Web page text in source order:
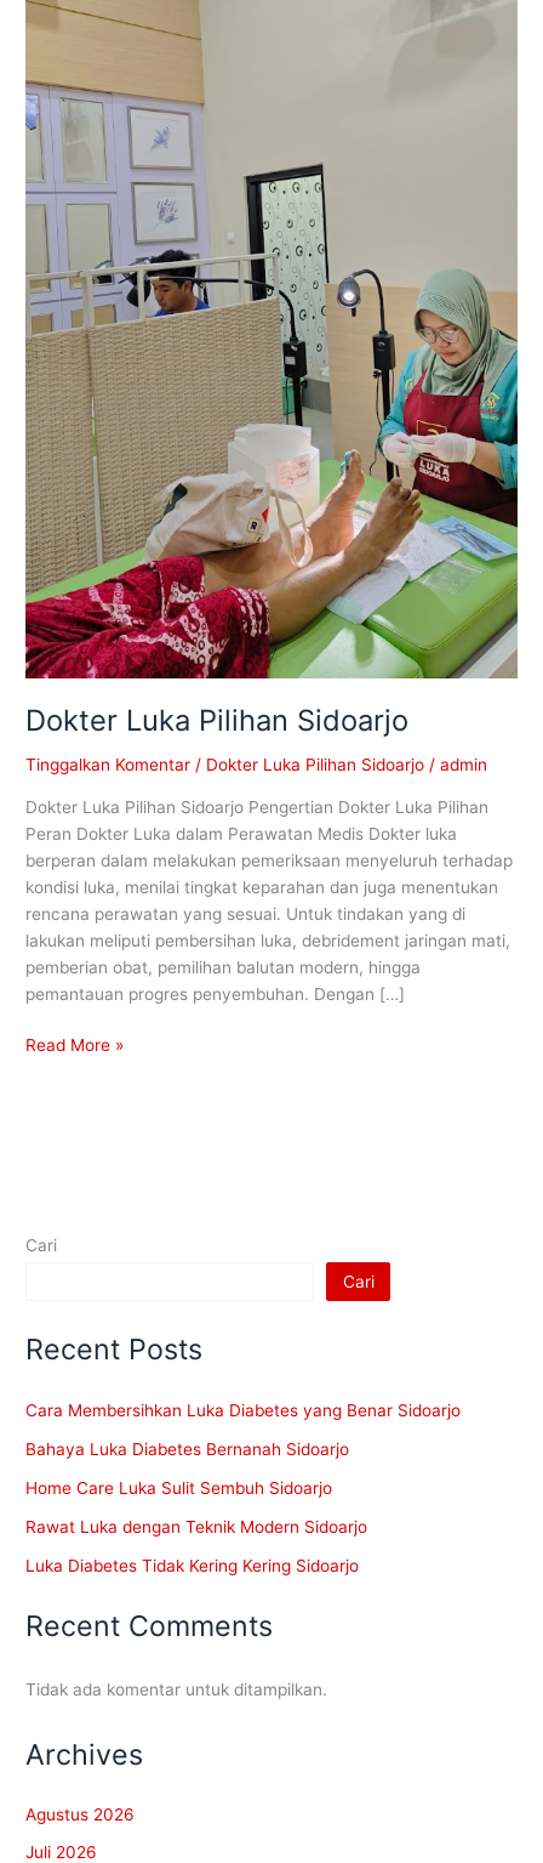
Dokter Luka Pilihan Sidoarjo
Tinggalkan Komentar / Dokter Luka Pilihan Sidoarjo /admin
Dokter Luka Pilihan Sidoarjo Pengertian Dokter Luka Pilihan
Peran Dokter Luka dalam Perawatan Medis Dokter luka
berperan dalam melakukan pemeriksaan menyeluruh terhadap
kondisi luka, menilai tingkat keparahan dan juga menentukan
rencana perawatan yang sesuai. Untuk tindakan yang di
lakukan meliputi pembersihan luka, debridement jaringan mati,
pemberian obat, pemilihan balutan modern, hingga
pemantauan progres penyembuhan. Dengan […]
Read More »
Cari
Cari
Recent Posts
Cara Membersihkan Luka Diabetes yang Benar Sidoarjo
Bahaya Luka Diabetes Bernanah Sidoarjo
Home Care Luka Sulit Sembuh Sidoarjo
Rawat Luka dengan Teknik Modern Sidoarjo
Luka Diabetes Tidak Kering Kering Sidoarjo
Recent Comments
Tidak ada komentar untuk ditampilkan.
Archives
Agustus 2026
Juli 2026